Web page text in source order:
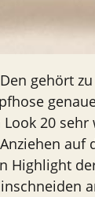
gehört
20
auf
Highlight